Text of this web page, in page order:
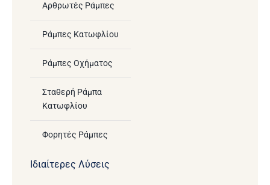
Αρθρωτές Ράμπες
Ράμπες Κατωφλίου
Ράμπες Οχήματος
Σταθερή Ράμπα
Κατωφλίου
Φορητές Ράμπες
Ιδιαίτερες Λύσεις